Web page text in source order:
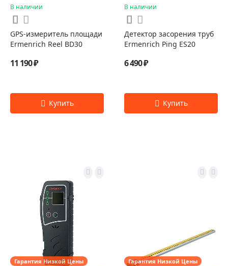
В наличии
GPS-измеритель площади
Ermenrich Reel BD30
11 190 ₽
В наличии
Детектор засорения труб
Ermenrich Ping ES20
6 490 ₽
Гарантия Низкой Цены
Гарантия Низкой Цены